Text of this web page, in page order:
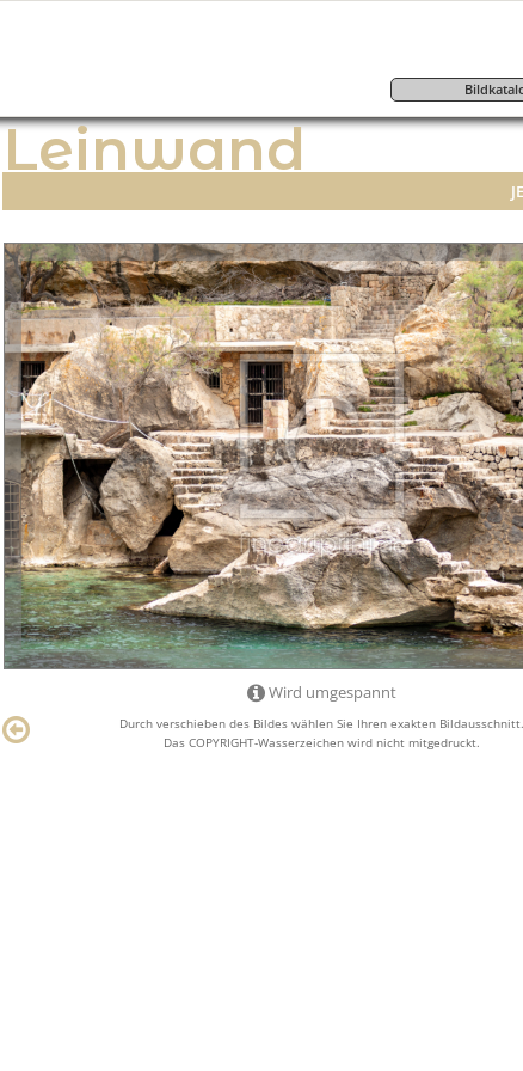
Leinwand
Wird umgespannt
Durch verschieben des Bildes wählen Sie Ihren exakten Bildausschnitt.
Das COPYRIGHT-Wasserzeichen wird nicht mitgedruckt.